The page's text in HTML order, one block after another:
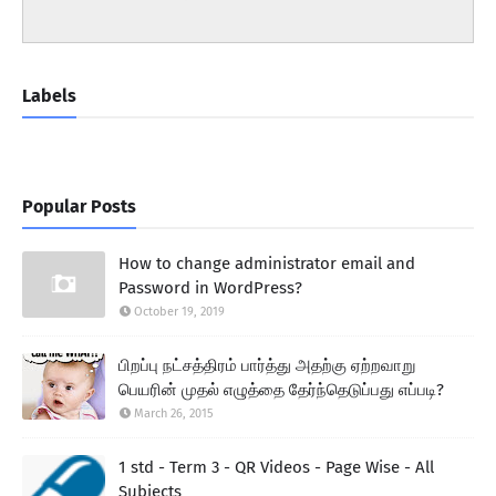
Labels
Popular Posts
How to change administrator email and
Password in WordPress?
October 19, 2019
பிறப்பு நட்சத்திரம் பார்த்து அதற்கு ஏற்றவாறு
பெயரின் முதல் எழுத்தை தேர்ந்தெடுப்பது எப்படி?
March 26, 2015
1 std - Term 3 - QR Videos - Page Wise - All
Subjects